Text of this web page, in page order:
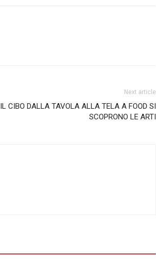
Next article
IL CIBO DALLA TAVOLA ALLA TELA A FOOD SI
SCOPRONO LE ARTI